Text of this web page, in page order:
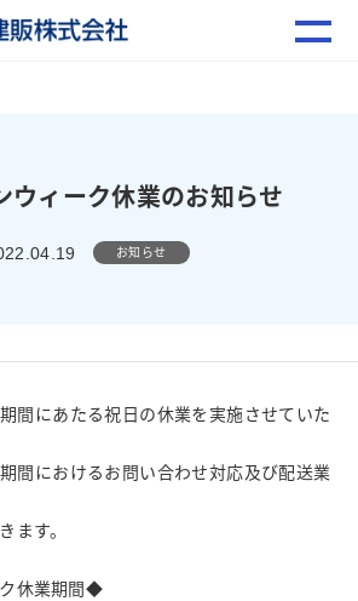
ウィーク休業のお知らせ
お知らせ
間にあたる祝日の休業を実施させていた
間におけるお問い合わせ対応及び配送業
ます。
休業期間◆